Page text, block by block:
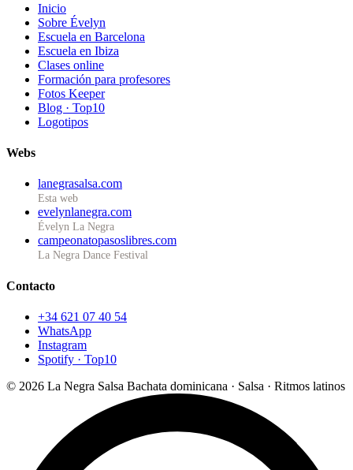
Inicio
Sobre Évelyn
Escuela en Barcelona
Escuela en Ibiza
Clases online
Formación para profesores
Fotos Keeper
Blog · Top10
Logotipos
Webs
lanegrasalsa.com
Esta web
evelynlanegra.com
Évelyn La Negra
campeonatopasoslibres.com
La Negra Dance Festival
Contacto
+34 621 07 40 54
WhatsApp
Instagram
Spotify · Top10
© 2026 La Negra Salsa Bachata dominicana · Salsa · Ritmos latinos